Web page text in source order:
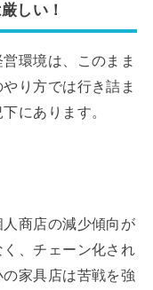
しい！
環境は、このまま
り方では行き詰ま
にあります。
人商店の減少傾向が
、チェーン化され
家具店は苦戦を強